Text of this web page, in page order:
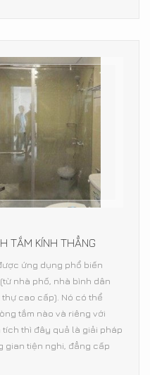
TẮM KÍNH THẲNG
ứng dụng phổ biến
nhà phố, nhà bình dân
cao cấp). Nó có thể
tắm nào và riêng với
thì đây quả là giải pháp
gian tiện nghi, đẳng cấp